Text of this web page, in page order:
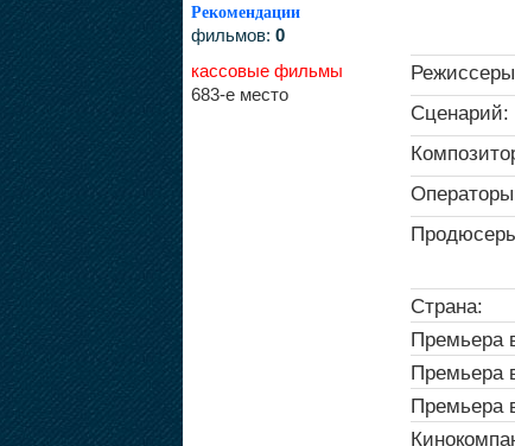
Рекомендации
фильмов: 0
кассовые фильмы
683-е место
Сценарий:
Страна:
Премьера
Премьера
Премьера